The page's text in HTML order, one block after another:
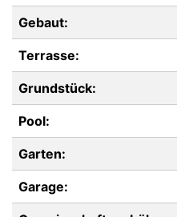
Gebaut:
Terrasse:
Grundstück:
Pool:
Garten:
Garage: